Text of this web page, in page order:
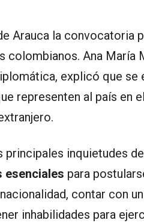
Arauca la convocatoria
colombianos. Ana María
explicó que se
representen al país en
principales inquietudes
esenciales para
contar con
inhabilidades para